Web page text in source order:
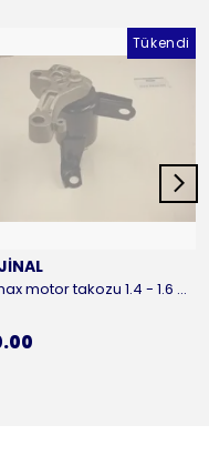
Tükendi
B-max motor takozu 1.4 - 1.6 benzinli 2012-2016 ORJİNAL